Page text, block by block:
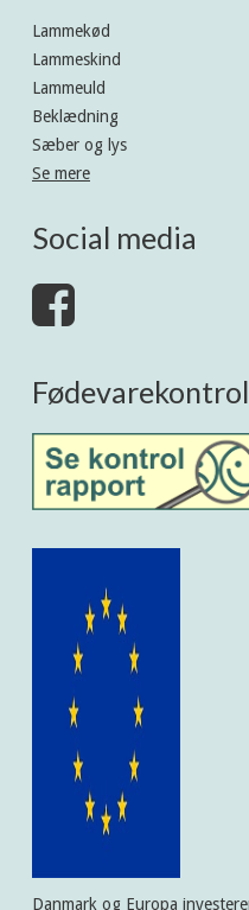
Lammekød
Lammeskind
Lammeuld
Beklædning
Sæber og lys
Se mere
Social media
Fødevarekontrol
Danmark og Europa